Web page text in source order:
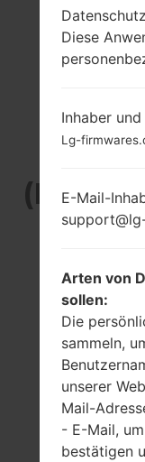
LG
6.8 Zoll
Bildschirm
Körper
1080 x 2460
(~395
Pixel pro
Diese
Inhaber
Lg-
E-Mail-
Arten von
sollen:
Die
sammeln,
unserer
Mail-
- E-Mail,
bestätigen